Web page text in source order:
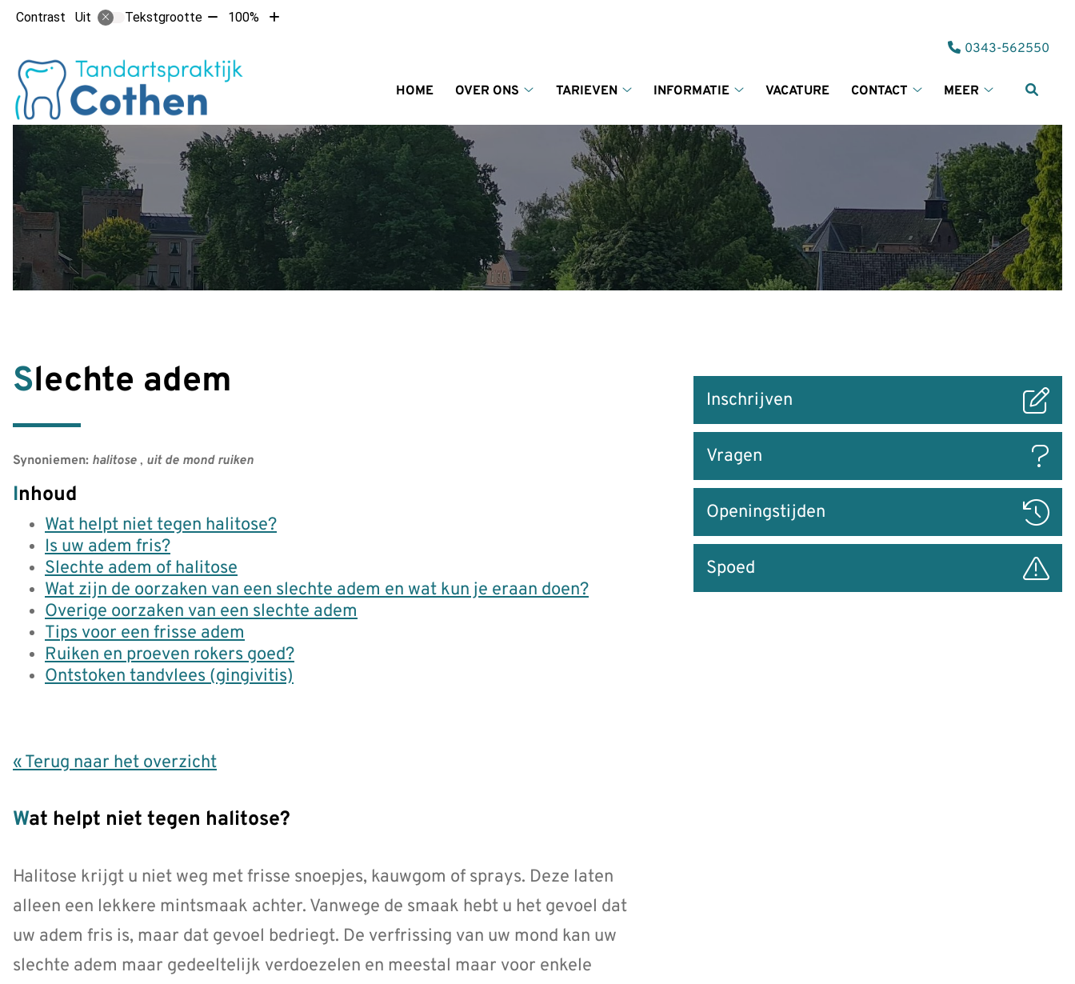
Contrast Uit Tekstgrootte Tekst
10%
100%
Tekst
HOME
OVER ONS
ons
submenu
TARIEVEN
submenu
INFORMATIE
submenu
VACATURE
CONTACT
submenu
MEER
submenu
Tel:
0343-562550
Slechte adem
Synoniemen: halitose , uit de mond ruiken
Inhoud
Wat helpt niet tegen halitose?
Is uw adem fris?
Slechte adem of halitose
Wat zijn de oorzaken van een slechte adem en wat kun je eraan doen?
Overige oorzaken van een slechte adem
Tips voor een frisse adem
Ruiken en proeven rokers goed?
Ontstoken tandvlees (gingivitis)
« Terug naar het overzicht
Wat helpt niet tegen halitose?
Halitose krijgt u niet weg met frisse snoepjes, kauwgom of sprays. Deze laten
alleen een lekkere mintsmaak achter. Vanwege de smaak hebt u het gevoel dat
uw adem fris is, maar dat gevoel bedriegt. De verfrissing van uw mond kan uw
slechte adem maar gedeeltelijk verdoezelen en meestal maar voor enkele
naar
Inschrijven
Vragen
Openingstijden
Spoed